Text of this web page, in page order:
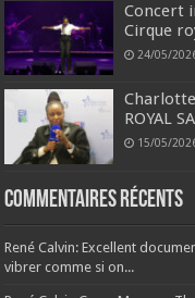
Concert
Cirque
24/05/
Charlotte
ROYAL
15/05/
Commentaires récents
René Calvin: Excellent
vibrer comme si on...